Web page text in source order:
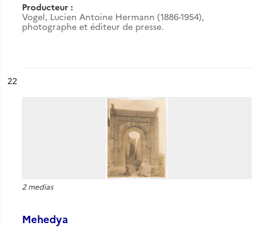
Producteur :
Vogel, Lucien Antoine Hermann (1886-1954),
photographe et éditeur de presse.
n°
22
2 medias
Mehedya